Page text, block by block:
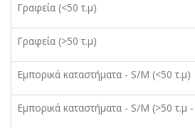
Γραφεία (<50 τ.μ)
Γραφεία (>50 τ.μ)
Εμπορικά καταστήματα - S/M (<50 τ.μ)
Εμπορικά καταστήματα - S/M (>50 τ.μ